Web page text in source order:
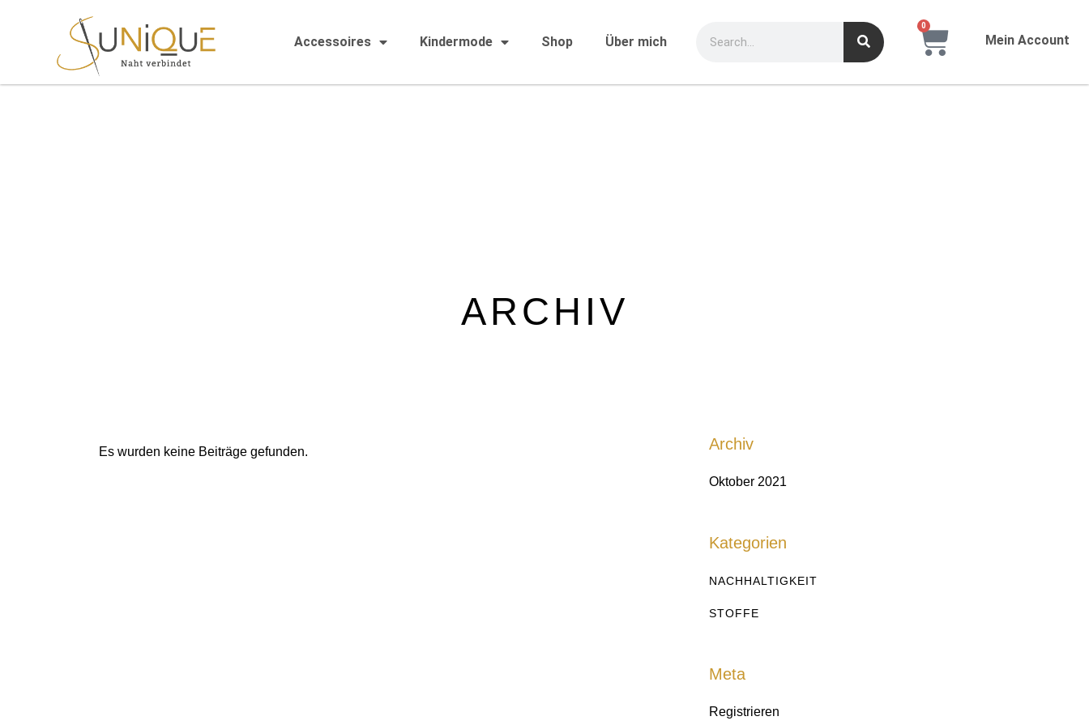
Accessoires Kindermode Shop Über mich
0
Mein Account
ARCHIV
Es wurden keine Beiträge gefunden. Archiv
Oktober 2021
Kategorien
NACHHALTIGKEIT
STOFFE
Meta
Registrieren